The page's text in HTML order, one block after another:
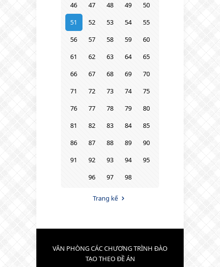
46
47 48 49
50
51
52 53 54
55
56
57 58 59
60
61
62 63 64
65
66
67 68 69
70
71
72 73 74
75
76
77 78 79
80
81
82 83 84
85
86
87 88 89
90
91
92 93 94
95
96
97 98
Trang kế
VĂN PHÒNG CÁC CHƯƠNG TRÌNH ĐÀO
TẠO THEO ĐỀ ÁN